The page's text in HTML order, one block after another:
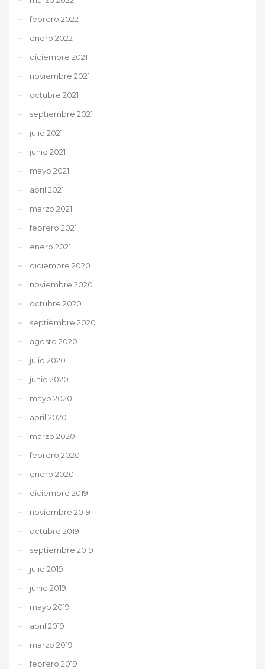
febrero 2022
enero 2022
diciembre 2021
noviembre 2021
octubre 2021
septiembre 2021
julio 2021
junio 2021
mayo 2021
abril 2021
marzo 2021
febrero 2021
enero 2021
diciembre 2020
noviembre 2020
octubre 2020
septiembre 2020
agosto 2020
julio 2020
junio 2020
mayo 2020
abril 2020
marzo 2020
febrero 2020
enero 2020
diciembre 2019
noviembre 2019
octubre 2019
septiembre 2019
julio 2019
junio 2019
mayo 2019
abril 2019
marzo 2019
febrero 2019